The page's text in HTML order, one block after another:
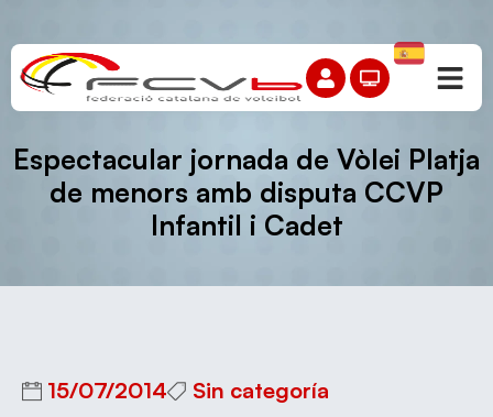
Espectacular jornada de Vòlei Platja
de menors amb disputa CCVP
Infantil i Cadet
15/07/2014 Sin categoría